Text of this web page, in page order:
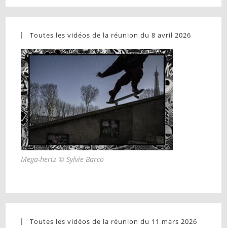
Toutes les vidéos de la réunion du 8 avril 2026
Mega-hertz © Sylvie Barco
Toutes les vidéos de la réunion du 11 mars 2026